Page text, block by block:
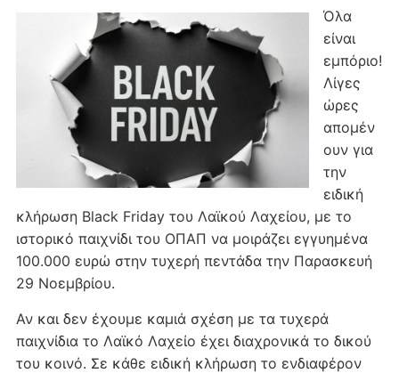
Όλα
είναι
εμπόριο!
Λίγες
ώρες
απομέν
ουν για
την
ειδική
κλήρωση Black Friday του Λαϊκού Λαχείου, με το
ιστορικό παιχνίδι του ΟΠΑΠ να μοιράζει εγγυημένα
100.000 ευρώ στην τυχερή πεντάδα την Παρασκευή
29 Νοεμβρίου.
Αν και δεν έχουμε καμιά σχέση με τα τυχερά
παιχνίδια το Λαϊκό Λαχείο έχει διαχρονικά το δικού
του κοινό. Σε κάθε ειδική κλήρωση το ενδιαφέρον